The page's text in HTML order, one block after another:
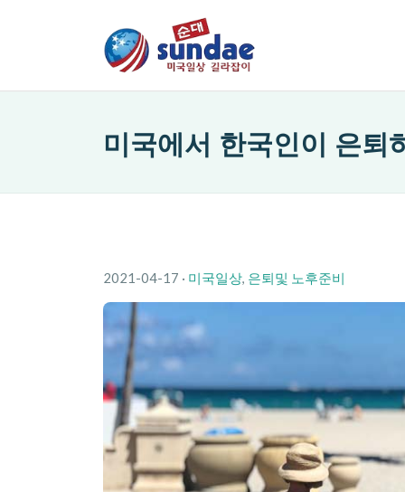
미국에서 한국인이 은퇴
2021-04-17 · 미국일상, 은퇴및 노후준비